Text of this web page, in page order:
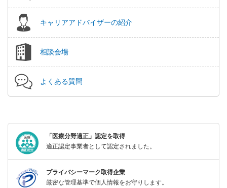
キャリアアドバイザーの紹介
相談会場
よくある質問
「医療分野適正」認定を取得
適正認定事業者として認定されました。
プライバシーマーク取得企業
厳密な管理基準で個人情報をお守りします。